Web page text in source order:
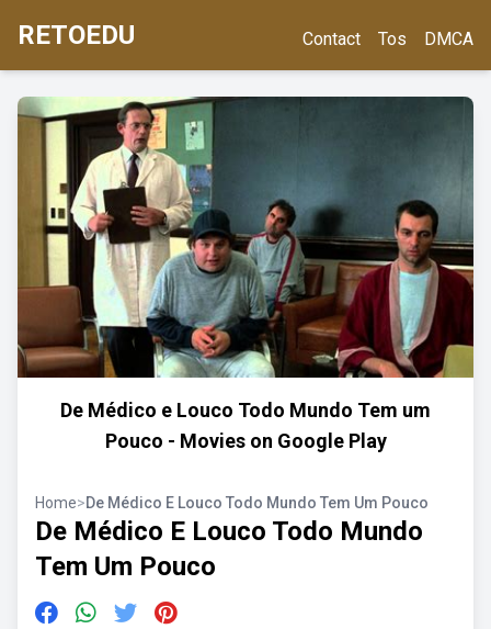
RETOEDU Contact Tos DMCA
De Médico e Louco Todo Mundo Tem um
Pouco - Movies on Google Play
Home>De Médico E Louco Todo Mundo Tem Um Pouco
De Médico E Louco Todo Mundo
Tem Um Pouco